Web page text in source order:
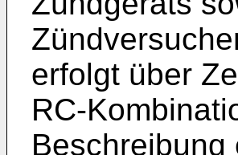
erfolgt über
RC-